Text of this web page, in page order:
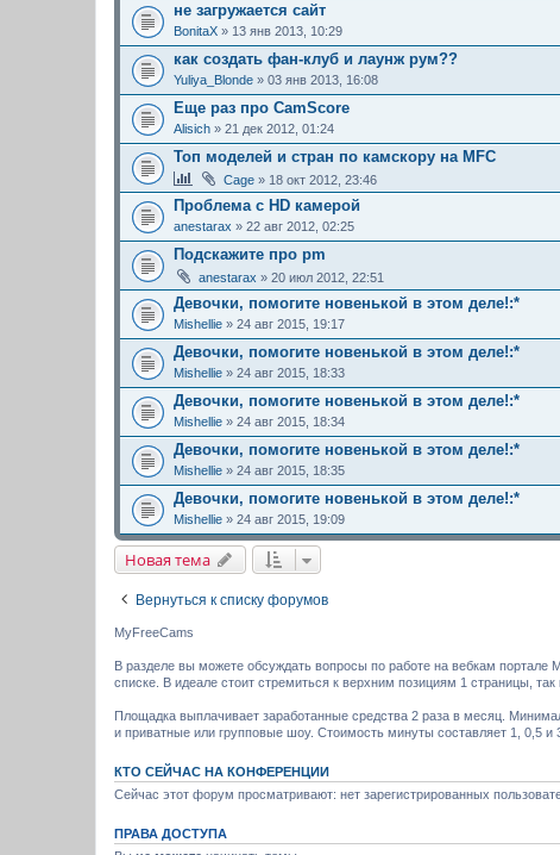
не загружается сайт
BonitaX » 13 янв 2013, 10:29
как создать фан-клуб и лаунж рум??
Yuliya_Blonde » 03 янв 2013, 16:08
Еще раз про CamScore
Alisich » 21 дек 2012, 01:24
Топ моделей и стран по камскору на MFC
Cage » 18 окт 2012, 23:46
Проблема с HD камерой
anestarax » 22 авг 2012, 02:25
Подскажите про pm
anestarax » 20 июл 2012, 22:51
Девочки, помогите новенькой в этом деле!:*
Mishellie » 24 авг 2015, 19:17
Девочки, помогите новенькой в этом деле!:*
Mishellie » 24 авг 2015, 18:33
Девочки, помогите новенькой в этом деле!:*
Mishellie » 24 авг 2015, 18:34
Девочки, помогите новенькой в этом деле!:*
Mishellie » 24 авг 2015, 18:35
Девочки, помогите новенькой в этом деле!:*
Mishellie » 24 авг 2015, 19:09
Новая тема
Вернуться к списку форумов
MyFreeCams
В разделе вы можете обсуждать вопросы по работе на вебкам
списке. В идеале стоит стремиться к верхним позициям 1 страницы,
Площадка выплачивает заработанные средства 2 раза в месяц.
и приватные или групповые шоу. Стоимость минуты составляет 1, 0,5 и
КТО СЕЙЧАС НА КОНФЕРЕНЦИИ
Сейчас этот форум просматривают: нет зарегистрированных
ПРАВА ДОСТУПА